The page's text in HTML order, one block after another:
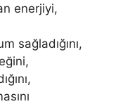
enerjiyi,
sağladığını,